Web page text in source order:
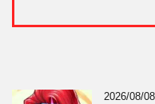
2026/08/08